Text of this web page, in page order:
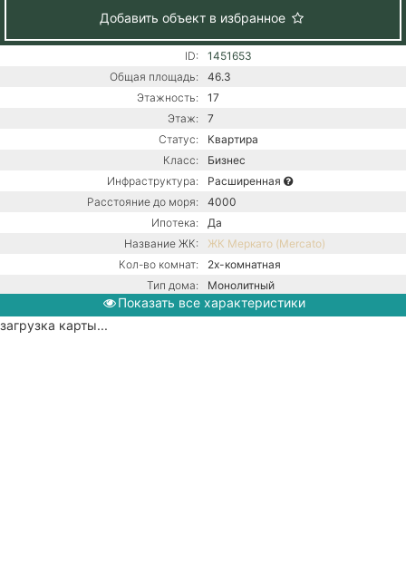
Добавить объект в избранное
ID:
1451653
Общая площадь:
46.3
Этажность:
17
Этаж:
7
Статус:
Квартира
Класс:
Бизнес
Инфраструктура:
Расширенная
Расстояние до моря:
4000
Ипотека:
Да
Название ЖК:
ЖК Меркато (Mercato)
Кол-во комнат:
2х-комнатная
Тип дома:
Монолитный
Вид из окон:
На море
Показать все характеристики
загрузка карты...